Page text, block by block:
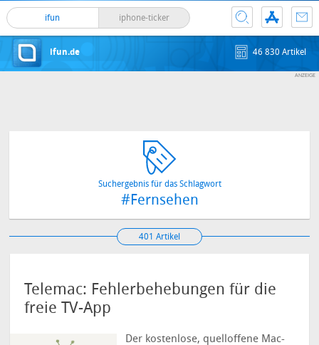
ifun iphone-ticker
ifun.de 46 830 Artikel
Suchergebnis für das Schlagwort
#Fernsehen
401 Artikel
Telemac: Fehlerbehebungen für die
freie TV-App
Der kostenlose, quelloffene Mac-